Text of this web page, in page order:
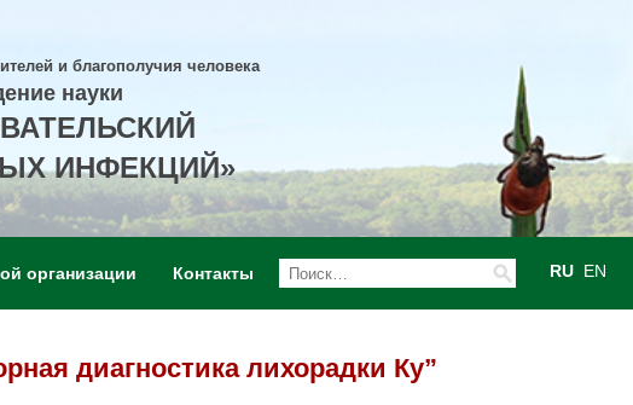
и благополучия человека
науки
ИНФЕКЦИЙ»
RU EN
организации Контакты
диагностика лихорадки Ку”